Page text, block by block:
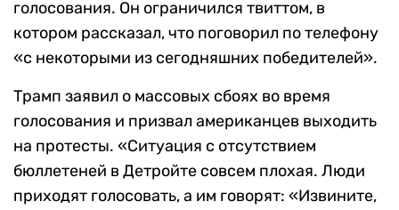
голосования. Он ограничился твиттом, в
котором рассказал, что поговорил по телефону
«с некоторыми из сегодняшних победителей».
Трамп заявил о массовых сбоях во время
голосования и призвал американцев выходить
на протесты. «Ситуация с отсутствием
бюллетеней в Детройте совсем плохая. Люди
приходят голосовать, а им говорят: «Извините,